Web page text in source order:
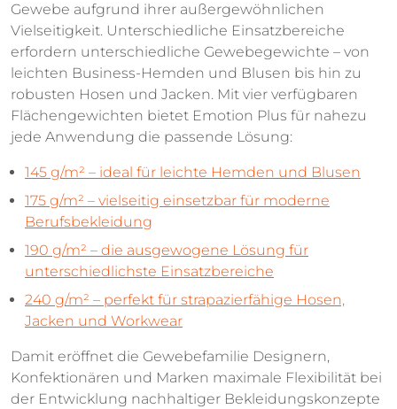
Gewebe aufgrund ihrer außergewöhnlichen
Vielseitigkeit. Unterschiedliche Einsatzbereiche
erfordern unterschiedliche Gewebegewichte – von
leichten Business-Hemden und Blusen bis hin zu
robusten Hosen und Jacken. Mit vier verfügbaren
Flächengewichten bietet Emotion Plus für nahezu
jede Anwendung die passende Lösung:
145 g/m² – ideal für leichte Hemden und Blusen
175 g/m² – vielseitig einsetzbar für moderne
Berufsbekleidung
190 g/m² – die ausgewogene Lösung für
unterschiedlichste Einsatzbereiche
240 g/m² – perfekt für strapazierfähige Hosen,
Jacken und Workwear
Damit eröffnet die Gewebefamilie Designern,
Konfektionären und Marken maximale Flexibilität bei
der Entwicklung nachhaltiger Bekleidungskonzepte